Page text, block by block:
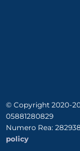
© Copyright 2020-
05881280829
Numero Rea:
policy